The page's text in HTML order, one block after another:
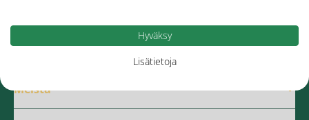
Meistä
Hyväksy
Lisätietoja